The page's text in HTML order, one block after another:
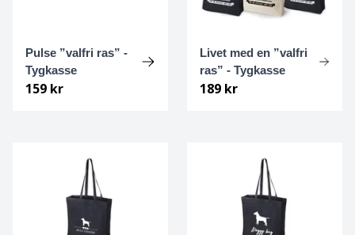
Pulse ”valfri ras” -
Tygkasse
159 kr
Livet med en ”valfri
ras” - Tygkasse
189 kr
Italiensk Vinthund
Japansk spets